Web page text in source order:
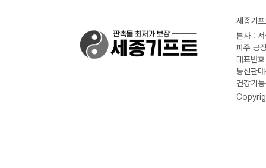
세종기
본사 :
파주 공
대표번
통신판
건강기